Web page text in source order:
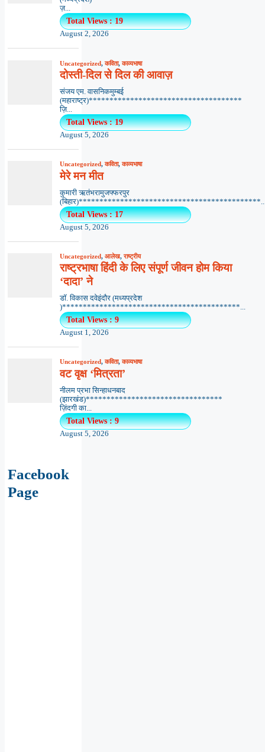
ज़...
Total Views : 19
August 2, 2026
Uncategorized,कविता,काव्यभाषा
दोस्ती-दिल से दिल की आवाज़
संजय एम. वासनिकमुम्बई
(महाराष्ट्र)*************************************
ज़ि...
Total Views : 19
August 5, 2026
Uncategorized,कविता,काव्यभाषा
मेरे मन मीत
कुमारी ऋतंभरामुजफ्फरपुर
Total Views : 17
August 5, 2026
Uncategorized, आलेख,राष्ट्रीय
राष्ट्रभाषा हिंदी के लिए संपूर्ण जीवन होम किया
‘दादा’ ने
डॉ. विकास दवेइंदौर (मध्यप्रदेश
)*******************************************...
Total Views : 9
August 1, 2026
Uncategorized,कविता,काव्यभाषा
वट वृक्ष ‘मित्रता’
नीलम प्रभा सिन्हाधनबाद
(झारखंड)*********************************
ज़िंदगी का...
Total Views : 9
August 5, 2026
Facebook
Page